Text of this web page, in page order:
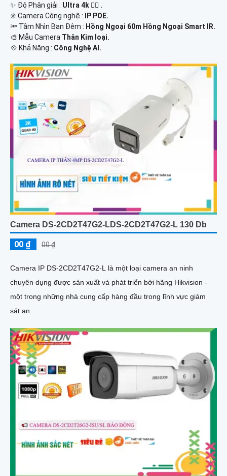
✨ Độ Phân giải : Ultra 4k 👍🏾 .
✳️ Camera Công nghệ :
IP POE.
🔦 Tầm Nhìn Ban Đêm : Hồng Ngoại 60m Hồng Ngoại Smart IR.
🎨 Mẫu Camera Thân Kim loại.
️💠 Khả Năng : Công Nghệ AI.
Camera DS-2CD2T47G2-LDS-2CD2T47G2-L 130 Db
00 ₫ 00 ₫
Camera IP DS-2CD2T47G2-L là một loại camera an ninh
chuyên dụng được sản xuất và phát triển bởi hãng Hikvision -
một trong những nhà cung cấp hàng đầu trong lĩnh vực giám
sát an...